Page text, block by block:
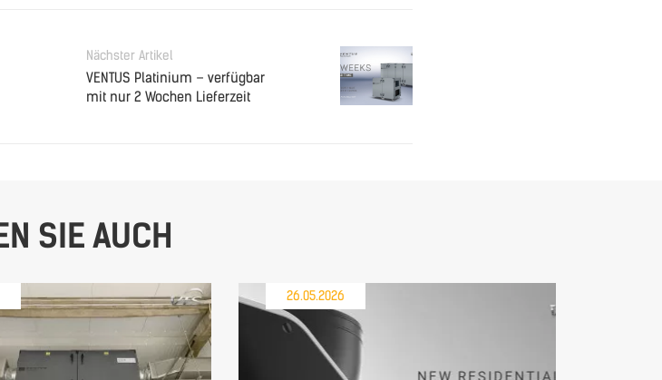
Nächster Artikel
VENTUS Platinium – verfügbar
mit nur 2 Wochen Lieferzeit
SIE AUCH
26.05.2026